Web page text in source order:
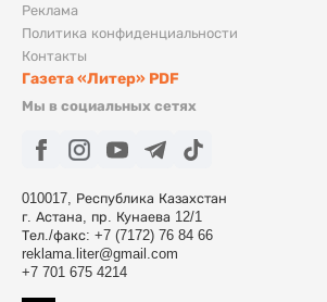
Реклама
Политика конфиденциальности
Контакты
Газета «Литер» PDF
Мы в социальных сетях
010017, Республика Казахстан
г. Астана, пр. Кунаева 12/1
Тел./факс: +7 (7172) 76 84 66
reklama.liter@gmail.com
+7 701 675 4214